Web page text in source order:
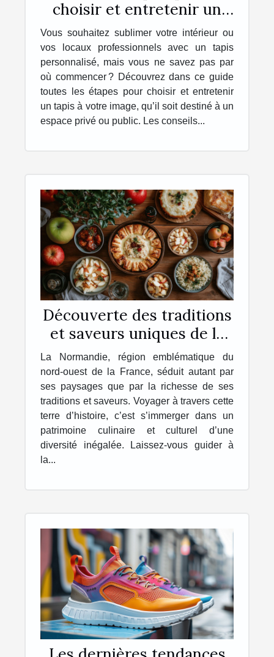
choisir et entretenir un
tapis personnalisé
Vous souhaitez sublimer votre intérieur ou
vos locaux professionnels avec un tapis
personnalisé, mais vous ne savez pas par
où commencer ? Découvrez dans ce guide
toutes les étapes pour choisir et entretenir
un tapis à votre image, qu’il soit destiné à un
espace privé ou public. Les conseils...
Découverte des traditions
et saveurs uniques de la
Normandie
La Normandie, région emblématique du
nord-ouest de la France, séduit autant par
ses paysages que par la richesse de ses
traditions et saveurs. Voyager à travers cette
terre d’histoire, c’est s’immerger dans un
patrimoine culinaire et culturel d’une
diversité inégalée. Laissez-vous guider à
la...